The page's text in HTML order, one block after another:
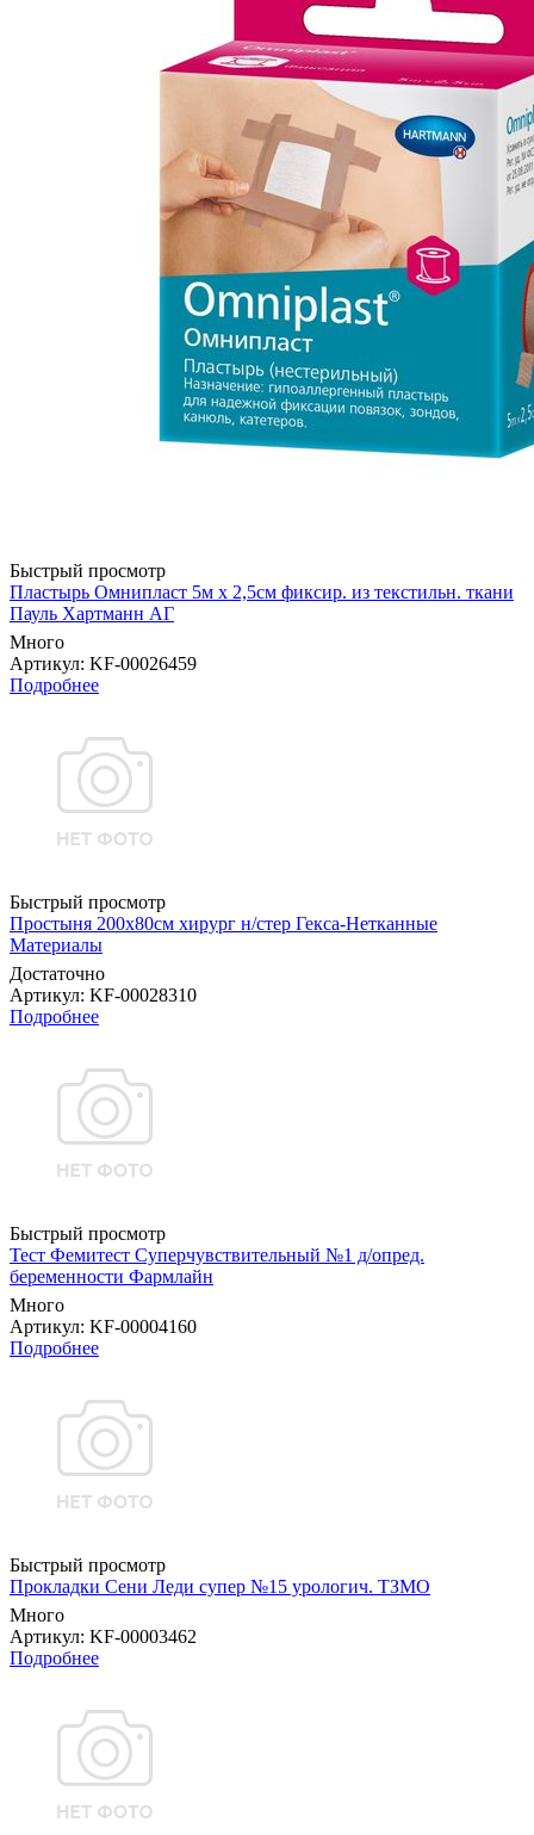
Быстрый просмотр
Пластырь Омнипласт 5м х 2,5см фиксир. из текстильн. ткани
Пауль Хартманн AГ
Много
Артикул: KF-00026459
Подробнее
Быстрый просмотр
Простыня 200х80см хирург н/стер Гекса-Нетканные
Материалы
Достаточно
Артикул: KF-00028310
Подробнее
Быстрый просмотр
Тест Фемитест Суперчувствительный №1 д/опред.
беременности Фармлайн
Много
Артикул: KF-00004160
Подробнее
Быстрый просмотр
Прокладки Сени Леди супер №15 урологич. ТЗМО
Много
Артикул: KF-00003462
Подробнее